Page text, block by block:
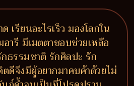
เรียนอะไรเร็ว มองโลกใน
ารี มีเมตตาชอบช่วยเหลือ
ธรรมชาติ รักศิลปะ รัก
ดีจึงมีผู้อยากมาคบค้าด้วยไม่